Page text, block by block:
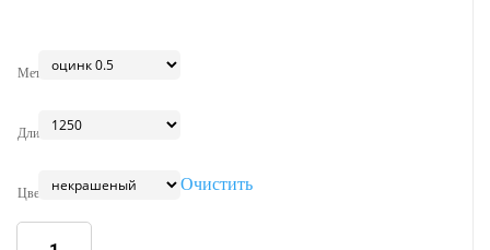
Металл
Длина
Цвет Очистить
Количество